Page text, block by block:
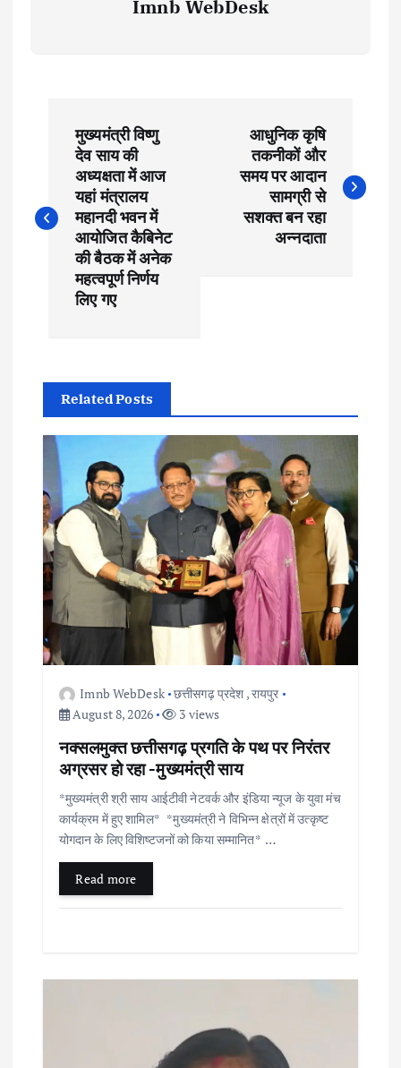
Imnb WebDesk
s
v
g
a
t
o
मुख्यमंत्री विष्णु
देव साय की
अध्यक्षता में आज
यहां मंत्रालय
महानदी भवन में
आयोजित कैबिनेट
की बैठक में अनेक
महत्वपूर्ण निर्णय
लिए गए
आधुनिक कृषि
तकनीकों और
समय पर आदान
सामग्री से
सशक्त बन रहा
अन्नदाता
Related Posts
Imnb WebDesk छत्तीसगढ़ प्रदेश ,रायपुर
August 8, 2026
3 views
नक्सलमुक्त छत्तीसगढ़ प्रगति के पथ पर निरंतर
अग्रसर हो रहा -मुख्यमंत्री साय
*मुख्यमंत्री श्री साय आईटीवी नेटवर्क और इंडिया न्यूज के युवा मंच
कार्यक्रम में हुए शामिल* *मुख्यमंत्री ने विभिन्न क्षेत्रों में उत्कृष्ट
योगदान के लिए विशिष्टजनों को किया सम्मानित* …
Read more